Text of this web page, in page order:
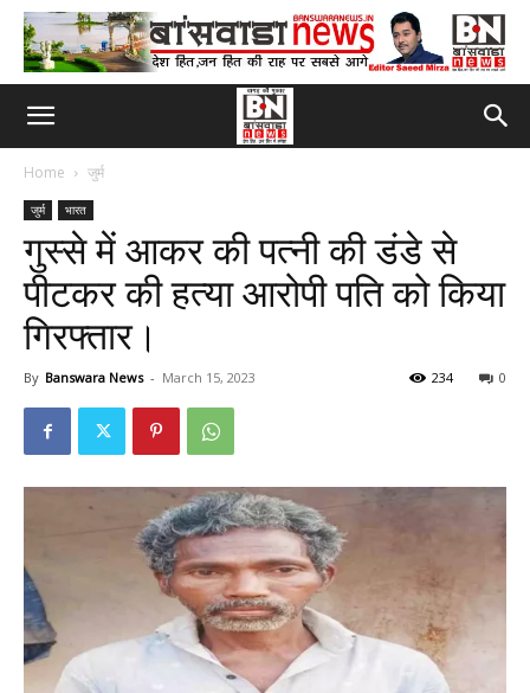
Home जुर्म
जुर्म भारत
गुस्से में आकर की पत्नी की डंडे से
पीटकर की हत्या आरोपी पति को किया
गिरफ्तार।
By Banswara News - March 15, 2023 0
234